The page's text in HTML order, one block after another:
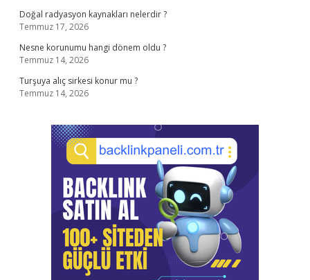
Doğal radyasyon kaynakları nelerdir ?
Temmuz 17, 2026
Nesne korunumu hangi dönem oldu ?
Temmuz 14, 2026
Turşuya alıç sirkesi konur mu ?
Temmuz 14, 2026